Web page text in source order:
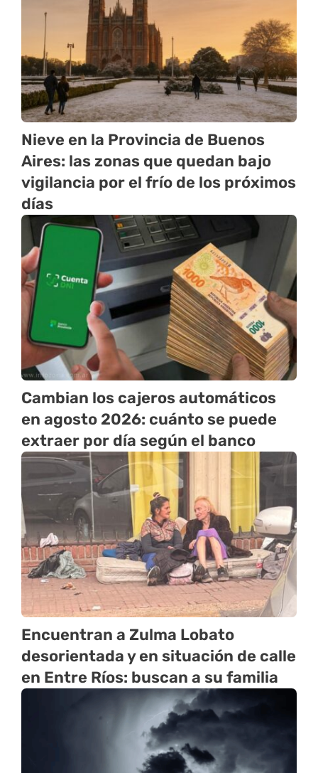
Nieve en la Provincia de Buenos
Aires: las zonas que quedan bajo
vigilancia por el frío de los próximos
días
Cambian los cajeros automáticos
en agosto 2026: cuánto se puede
extraer por día según el banco
Encuentran a Zulma Lobato
desorientada y en situación de calle
en Entre Ríos: buscan a su familia